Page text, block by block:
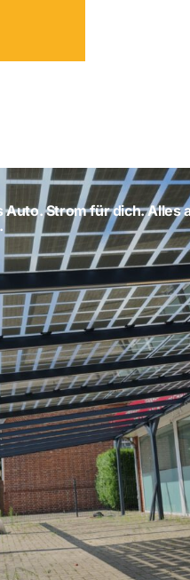
Auto. Strom für dich. Alles